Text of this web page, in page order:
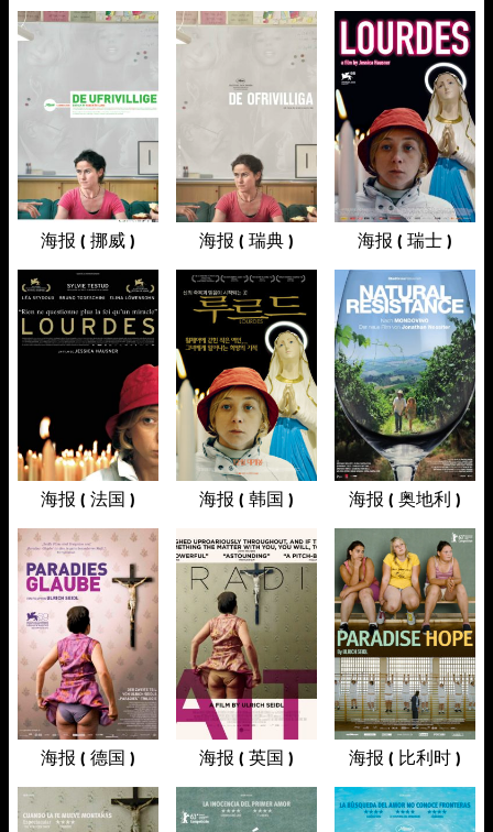
海报 ( 挪威 ) 海报 ( 瑞典 ) 海报 ( 瑞士 )
海报 ( 法国 ) 海报 ( 韩国 ) 海报 ( 奥地利 )
海报 ( 德国 ) 海报 ( 英国 ) 海报 ( 比利时 )